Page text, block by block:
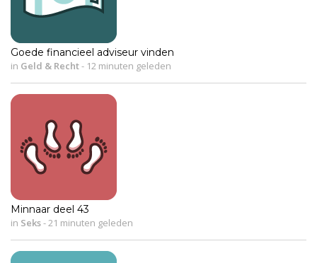
Goede financieel adviseur vinden
in Geld & Recht- 12 minuten geleden
Minnaar deel 43
in Seks-21 minuten geleden